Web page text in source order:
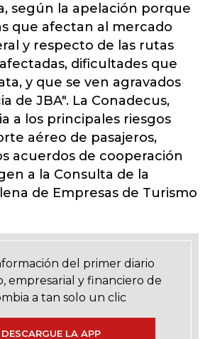
según la apelación porque
que afectan al mercado
y respecto de las rutas
dificultades que
y que se ven agravados
de JBA". La Conadecus,
a los principales riesgos
aéreo de pasajeros,
acuerdos de cooperación
a la Consulta de la
de Empresas de Turismo
del primer diario
empresarial y financiero de
a tan solo un clic
DESCARGUE LA APP